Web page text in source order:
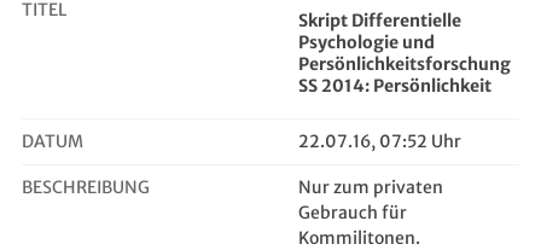
TITEL
Skript Differentielle
Psychologie und
Persönlichkeitsforschung
SS 2014: Persönlichkeit
DATUM 22.07.16, 07:52 Uhr
BESCHREIBUNG
Nur zum privaten
Gebrauch für
Kommilitonen.